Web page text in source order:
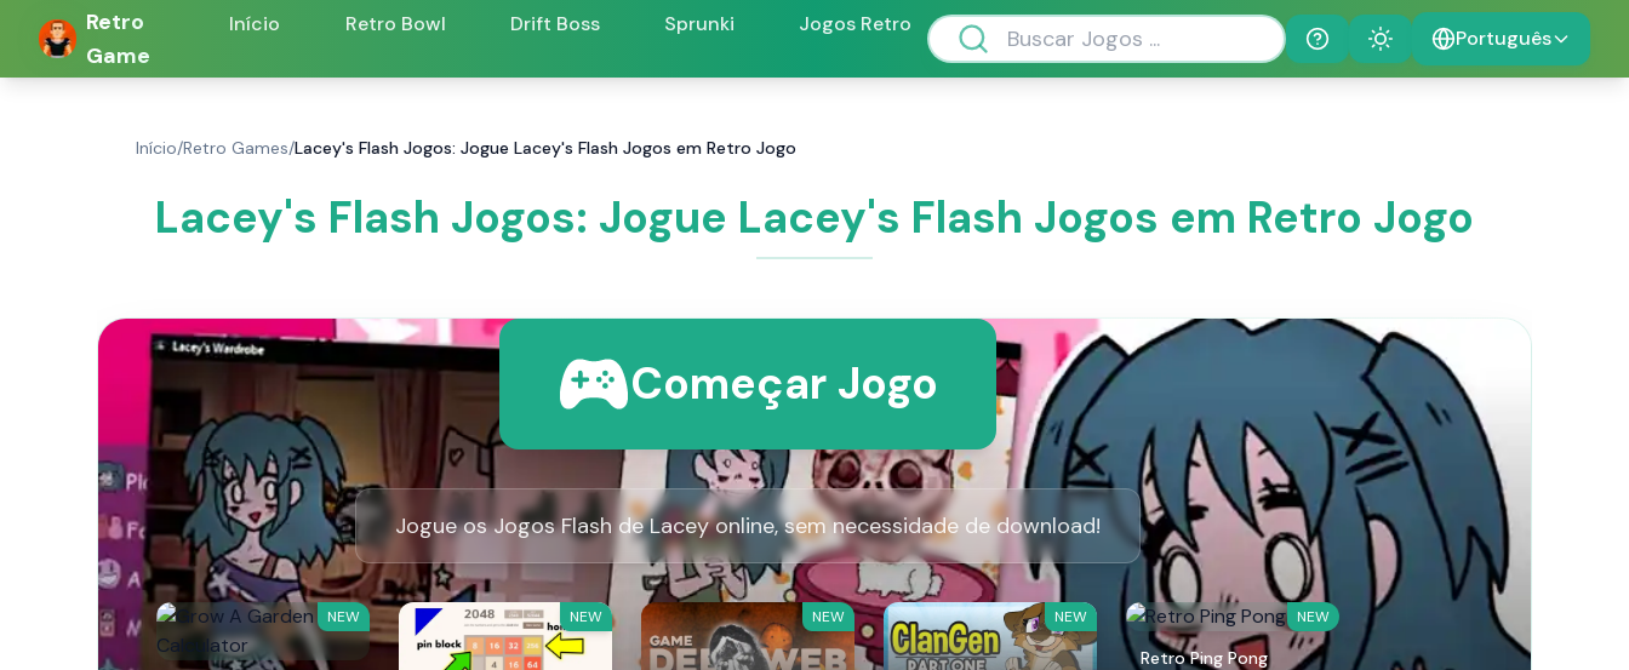
Retro
Game
Início Retro Bowl Drift Boss Sprunki
Jogos Retro
Help
Theme Português
Início/Retro Games/Lacey's Flash Jogos: Jogue Lacey's Flash Jogos em Retro Jogo
Lacey's Flash Jogos: Jogue Lacey's Flash Jogos em Retro Jogo
Começar Jogo
Jogue os Jogos Flash de Lacey online, sem necessidade de download!
NEW NEW NEW NEW NEW
Retro Ping Pong